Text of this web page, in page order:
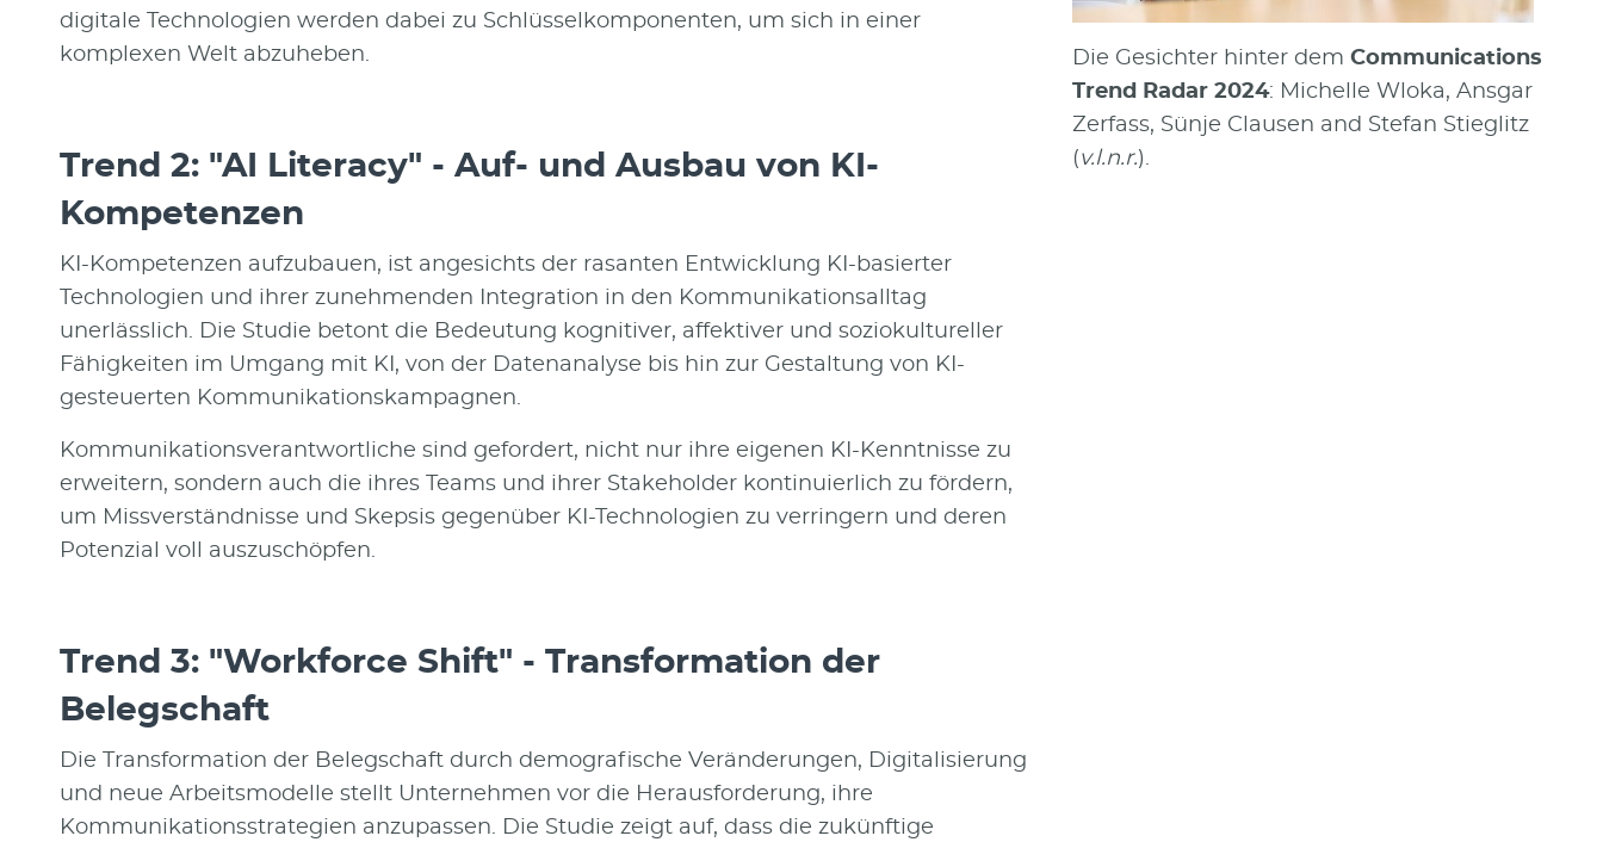
digitale Technologien werden dabei zu Schlüsselkomponenten, um sich in einer
komplexen Welt abzuheben.
Trend 2: "AI Literacy" - Auf- und Ausbau von KI-
Kompetenzen
KI-Kompetenzen aufzubauen, ist angesichts der rasanten Entwicklung KI-basierter
Technologien und ihrer zunehmenden Integration in den Kommunikationsalltag
unerlässlich. Die Studie betont die Bedeutung kognitiver, affektiver und soziokultureller
Fähigkeiten im Umgang mit KI, von der Datenanalyse bis hin zur Gestaltung von KI-
gesteuerten Kommunikationskampagnen.
Kommunikationsverantwortliche sind gefordert, nicht nur ihre eigenen KI-Kenntnisse zu
erweitern, sondern auch die ihres Teams und ihrer Stakeholder kontinuierlich zu fördern,
um Missverständnisse und Skepsis gegenüber KI-Technologien zu verringern und deren
Potenzial voll auszuschöpfen.
Trend 3: "Workforce Shift" - Transformation der
Belegschaft
Die Transformation der Belegschaft durch demografische Veränderungen, Digitalisierung
und neue Arbeitsmodelle stellt Unternehmen vor die Herausforderung, ihre
Kommunikationsstrategien anzupassen. Die Studie zeigt auf, dass die zukünftige
Die Gesichter hinter demCommunications
Trend Radar 2024: Michelle Wloka, Ansgar
Zerfass, Sünje Clausen and Stefan Stieglitz
(v.l.n.r.).